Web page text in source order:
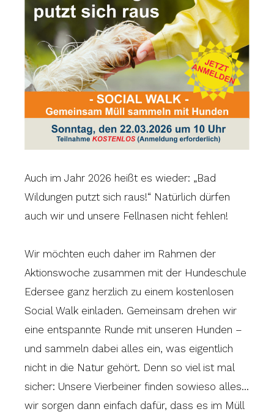
Auch im Jahr 2026 heißt es wieder: „Bad
Wildungen putzt sich raus!“ Natürlich dürfen
auch wir und unsere Fellnasen nicht fehlen!
Wir möchten euch daher im Rahmen der
Aktionswoche zusammen mit der Hundeschule
Edersee ganz herzlich zu einem kostenlosen
Social Walk einladen. Gemeinsam drehen wir
eine entspannte Runde mit unseren Hunden –
und sammeln dabei alles ein, was eigentlich
nicht in die Natur gehört. Denn so viel ist mal
sicher: Unsere Vierbeiner finden sowieso alles…
wir sorgen dann einfach dafür, dass es im Müll